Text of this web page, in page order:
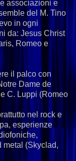
associazioni e
del M. Tino
in ogni
da: Jesus Christ
Romeo e
il palco con
Dame de
C. Luppi (Romeo
nel rock e
esperienze
metal (Skyclad,